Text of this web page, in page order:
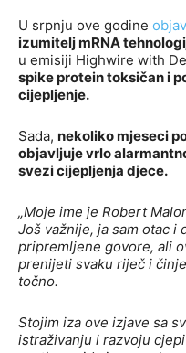
U srpnju ove godine
izumitelj mRNA
u emisiji Highwire with
spike protein toksičan i
cijepljenje.
Sada, nekoliko mjeseci
objavljuje vrlo
svezi cijepljenja djece.
„Moje ime je Robert
Još važnije, ja sam otac i
pripremljene govore, ali
prenijeti svaku riječ i
točno.
Stojim iza ove izjave sa
istraživanju i razvoju